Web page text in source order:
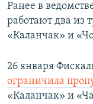
Ранее в
работают два из
«Каланчак» и
26 января
ограничила
«Каланчак» и